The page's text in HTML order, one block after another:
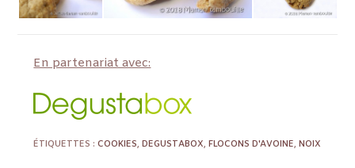
En partenariat avec:
ÉTIQUETTES :COOKIES, DEGUSTABOX, FLOCONS D'AVOINE, NOIX